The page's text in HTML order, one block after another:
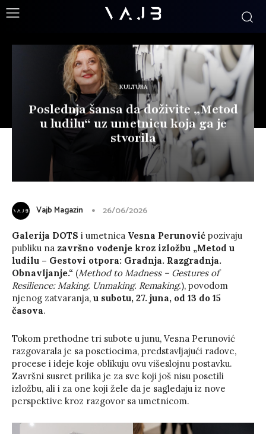
KULTURA
Poslednja šansa da doživite „Metod
u ludilu“ uz umetnicu koja ga je
stvorila
Vajb Magazin 26/06/2026
Galerija DOTS i umetnica Vesna Perunović pozivaju
publiku na završno vođenje kroz izložbu „Metod u
ludilu – Gestovi otpora: Gradnja. Razgradnja.
Obnavljanje.“ (Method to Madness – Gestures of
Resilience: Making. Unmaking. Remaking.), povodom
njenog zatvaranja, u subotu, 27. juna, od 13 do 15
časova.
Tokom prethodne tri subote u junu, Vesna Perunović
razgovarala je sa posetiocima, predstavljajući radove,
procese i ideje koje oblikuju ovu višeslojnu postavku.
Završni susret prilika je za sve koji još nisu posetili
izložbu, ali i za one koji žele da je sagledaju iz nove
perspektive kroz razgovor sa umetnicom.